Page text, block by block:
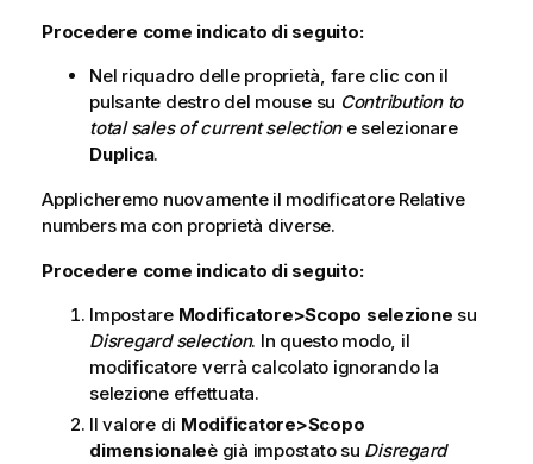
Procedere come indicato di seguito:
Nel riquadro delle proprietà, fare clic con il
pulsante destro del mouse su Contribution to
total sales of current selectione selezionare
Duplica.
Applicheremo nuovamente il modificatore Relative
numbersma con proprietà diverse.
Procedere come indicato di seguito:
Impostare Modificatore>Scopo selezione su
Disregard selection. In questo modo, il
modificatore verrà calcolato ignorando la
selezione effettuata.
Il valore di Modificatore>Scopo
dimensionaleè già impostato su Disregard